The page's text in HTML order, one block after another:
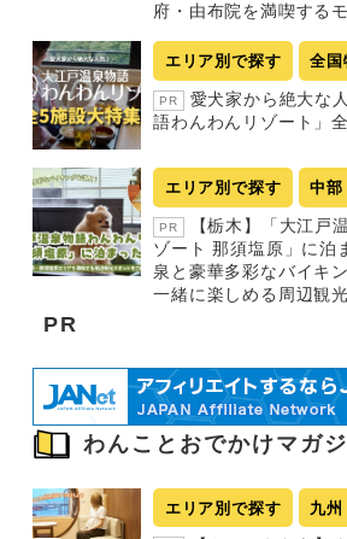
府・由布院を満喫する
エリア別で探す 全国
PR
愛犬家から絶大な
語わんわんリゾート」
エリア別で探す 中部
PR
【栃木】「大江戸
ゾート 那須塩原」に泊
泉と豪華多彩なバイキ
一緒に楽しめる周辺観
PR
わんことおでかけマガ
エリア別で探す 九州